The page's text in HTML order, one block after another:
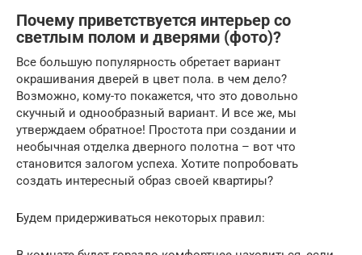
Почему приветствуется интерьер со
светлым полом и дверями (фото)?
Все большую популярность обретает вариант
окрашивания дверей в цвет пола. в чем дело?
Возможно, кому-то покажется, что это довольно
скучный и однообразный вариант. И все же, мы
утверждаем обратное! Простота при создании и
необычная отделка дверного полотна – вот что
становится залогом успеха. Хотите попробовать
создать интересный образ своей квартиры?
Будем придерживаться некоторых правил: